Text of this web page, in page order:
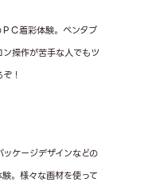
Ｃ着彩体験。ペンタブ
操作が苦手な人でもツ
！
ケージデザインなどの
。様々な画材を使って